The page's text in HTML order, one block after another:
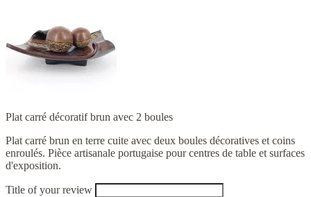
Plat carré décoratif brun avec 2 boules
Plat carré brun en terre cuite avec deux boules décoratives et coins
enroulés. Pièce artisanale portugaise pour centres de table et surfaces
d'exposition.
Title of your review